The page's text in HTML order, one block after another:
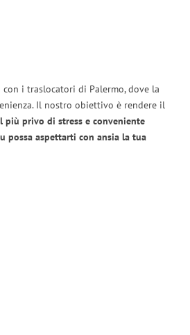
con i traslocatori di Palermo, dove la
Il nostro obiettivo è rendere il
più privo di stress e conveniente
possa aspettarti con ansia la tua